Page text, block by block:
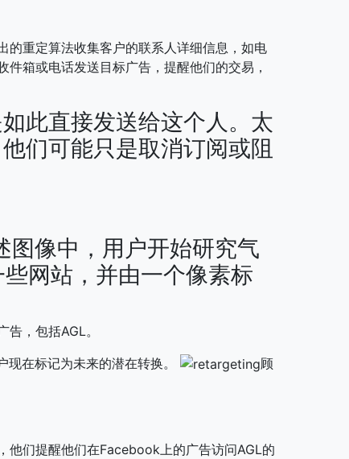
的重定算法收集客户的联系人详细信息，如电
箱或电话发送目标广告，提醒他们的交易，
此直接发送给这个人。太
们可能只是取消订阅或阻
像中，用户开始研究气
网站，并由一个像素标
，包括AGL。
现在标记为未来的潜在转换。
顾
他们提醒他们在Facebook上的广告访问AGL的